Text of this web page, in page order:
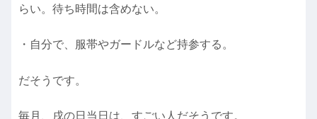
らい。待ち時間は含めない。
・自分で、服帯やガードルなど持参する。
だそうです。
毎月、戌の日当日は、すごい人だそうです。